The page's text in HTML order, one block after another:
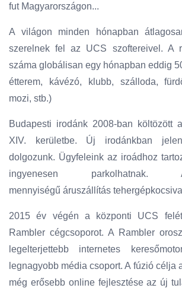
fut Magyarországon...
A világon minden hónapban
szerelnek fel az UCS szoftereivel. A
száma globálisan egy hónapban eddig
étterem, kávézó, klubb, szálloda,
mozi, stb.)
Budapesti irodánk 2008-ban költözött
XIV. kerületbe. Új irodánkban
dolgozunk. Ügyfeleink az iroádhoz
ingyenesen
mennyiségű áruszállítás
2015 év végén a központi UCS
Rambler cégcsoporot. A Rambler
legelterjettebb internetes
legnagyobb média csoport. A fúzió célja
még erősebb online fejlesztése az új